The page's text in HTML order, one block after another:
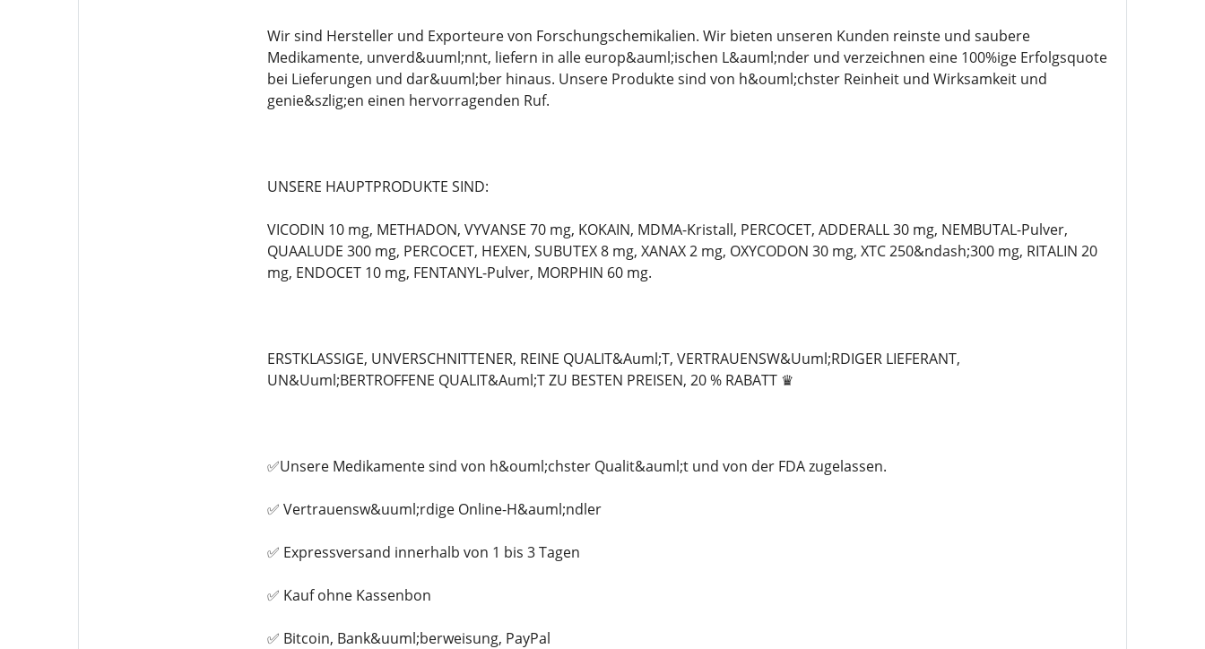
Wir sind Hersteller und Exporteure von Forschungschemikalien. Wir bieten unseren Kunden reinste und saubere
Medikamente, unverd&uuml;nnt, liefern in alle europ&auml;ischen L&auml;nder und verzeichnen eine 100%ige Erfolgsquote
bei Lieferungen und dar&uuml;ber hinaus. Unsere Produkte sind von h&ouml;chster Reinheit und Wirksamkeit und
genie&szlig;en einen hervorragenden Ruf.
UNSERE HAUPTPRODUKTE SIND:
VICODIN 10 mg, METHADON, VYVANSE 70 mg, KOKAIN, MDMA-Kristall, PERCOCET, ADDERALL 30 mg, NEMBUTAL-Pulver,
QUAALUDE 300 mg, PERCOCET, HEXEN, SUBUTEX 8 mg, XANAX 2 mg, OXYCODON 30 mg, XTC 250&ndash;300 mg, RITALIN 20
mg, ENDOCET 10 mg, FENTANYL-Pulver, MORPHIN 60 mg.
ERSTKLASSIGE, UNVERSCHNITTENER, REINE QUALIT&Auml;T, VERTRAUENSW&Uuml;RDIGER LIEFERANT,
UN&Uuml;BERTROFFENE QUALIT&Auml;T ZU BESTEN PREISEN, 20 % RABATT ♛
✅Unsere Medikamente sind von h&ouml;chster Qualit&auml;t und von der FDA zugelassen.
✅ Vertrauensw&uuml;rdige Online-H&auml;ndler
✅ Expressversand innerhalb von 1 bis 3 Tagen
✅ Kauf ohne Kassenbon
✅ Bitcoin, Bank&uuml;berweisung, PayPal